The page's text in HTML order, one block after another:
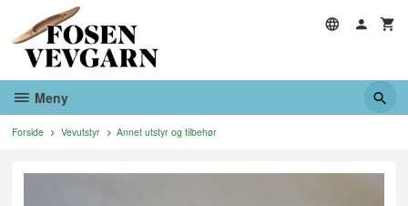
innholdet
Meny
Forside Vevutstyr Annet utstyr og tilbehør